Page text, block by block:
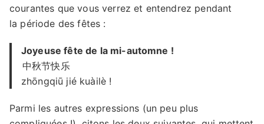
courantes que vous verrez et entendrez pendant
la période des fêtes :
Joyeuse fête de la mi-automne !
中秋节快乐
zhōngqiū jié kuàilè !
Parmi les autres expressions (un peu plus